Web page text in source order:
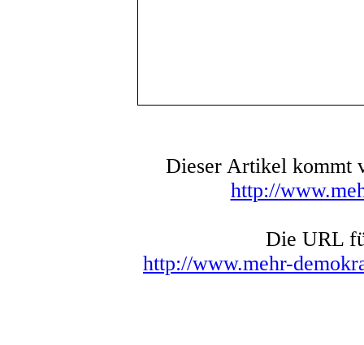
Dieser Artikel kommt
http://
Die URL
http://www.mehr-